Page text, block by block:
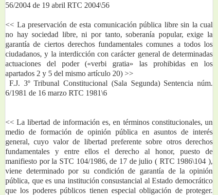
56/2004 de 19 abril RTC 2004\56
<< La preservación de esta comunicación pública libre sin la cual
no hay sociedad libre, ni por tanto, soberanía popular, exige la
garantía de ciertos derechos fundamentales comunes a todos los
ciudadanos, y la interdicción con carácter general de determinadas
actuaciones del poder («verbi gratia» las prohibidas en los
apartados 2 y 5 del mismo artículo 20) >>
6/1981 de 16 marzo RTC 1981\6
<< La libertad de información es, en términos constitucionales, un
medio de formación de opinión pública en asuntos de interés
general, cuyo valor de libertad preferente sobre otros derechos
fundamentales y entre ellos el derecho al honor, puesto de
manifiesto por la STC 104/1986, de 17 de julio ( RTC 1986\104 ),
viene determinado por su condición de garantía de la opinión
pública, que es una institución consustancial al Estado democrático
que los poderes públicos tienen especial obligación de proteger.